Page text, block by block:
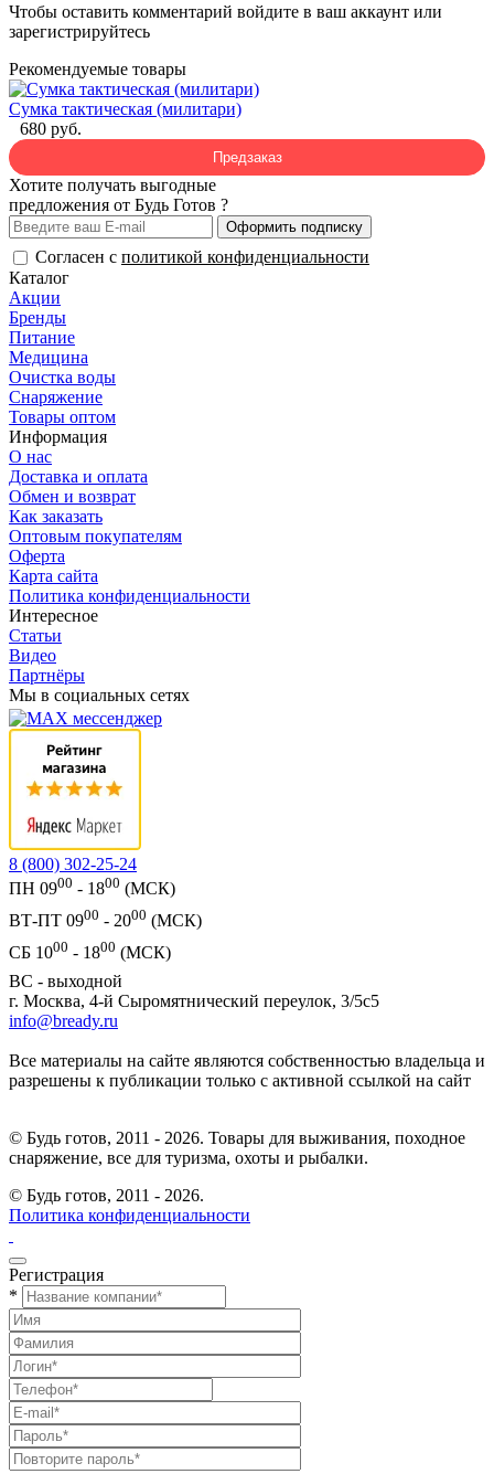
Чтобы оставить комментарий войдите в ваш аккаунт или
зарегистрируйтесь
Рекомендуемые товары
Сумка тактическая (милитари)
680 руб.
Предзаказ
Хотите получать выгодные
предложения от Будь Готов ?
Оформить подписку
Согласен с политикой конфиденциальности
Каталог
Акции
Бренды
Питание
Медицина
Очистка воды
Снаряжение
Товары оптом
Информация
О нас
Доставка и оплата
Обмен и возврат
Как заказать
Оптовым покупателям
Оферта
Карта сайта
Политика конфиденциальности
Интересное
Статьи
Видео
Партнёры
Мы в социальных сетях
8 (800) 302-25-24
ПН 0900 - 1800 (МСК)
ВТ-ПТ 0900 - 2000 (МСК)
СБ 1000 - 1800 (МСК)
ВС - выходной
г. Москва, 4-й Сыромятнический переулок, 3/5с5
info@bready.ru
Все материалы на сайте являются собственностью владельца и
разрешены к публикации только с активной ссылкой на сайт
© Будь готов, 2011 - 2026. Товары для выживания, походное
снаряжение, все для туризма, охоты и рыбалки.
© Будь готов, 2011 - 2026.
Политика конфиденциальности
Регистрация
*